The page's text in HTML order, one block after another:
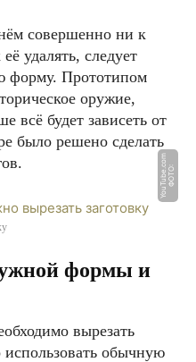
совершенно ни к
удалять, следует
форму. Прототипом
оружие,
всё будет зависеть от
было решено сделать
Ф
О
Т
О:
Y
o
u
T
u
b
e.
c
o
m
формы и
вырезать
использовать обычную